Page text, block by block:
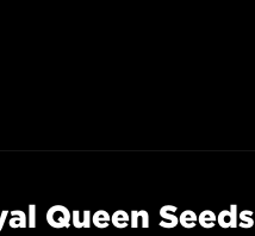
Queen Seeds